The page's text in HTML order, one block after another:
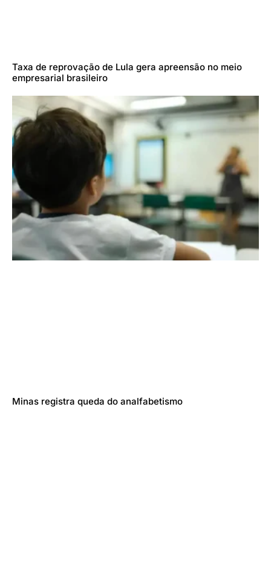
Taxa de reprovação de Lula gera apreensão no meio
empresarial brasileiro
Minas registra queda do analfabetismo